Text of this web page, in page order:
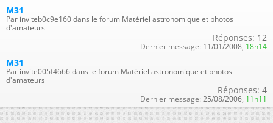
M31
Par inviteb0c9e160 dans le forum Matériel astronomique et photos
d'amateurs
Réponses: 12
Dernier message: 11/01/2008, 18h14
M31
Par invite005f4666 dans le forum Matériel astronomique et photos
d'amateurs
Réponses: 4
Dernier message: 25/08/2006, 11h11